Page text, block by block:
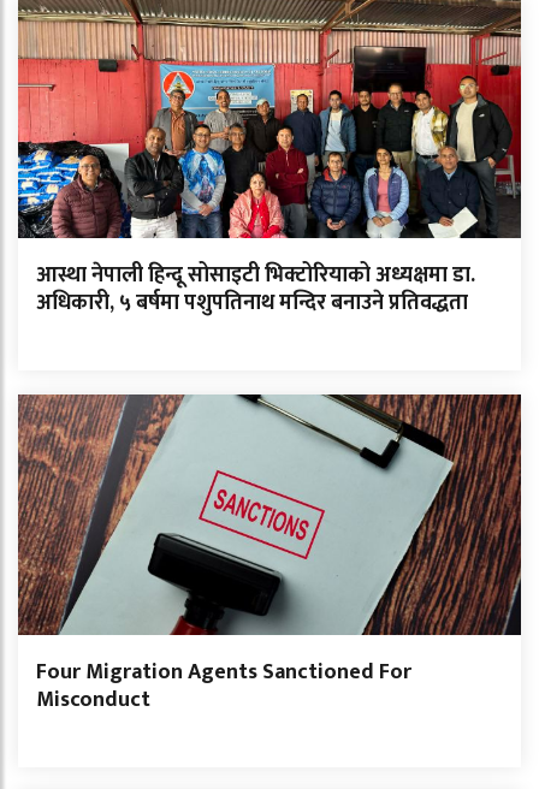
आस्था नेपाली हिन्दू सोसाइटी भिक्टोरियाको अध्यक्षमा डा.
अधिकारी, ५ बर्षमा पशुपतिनाथ मन्दिर बनाउने प्रतिवद्धता
Four Migration Agents Sanctioned For
Misconduct